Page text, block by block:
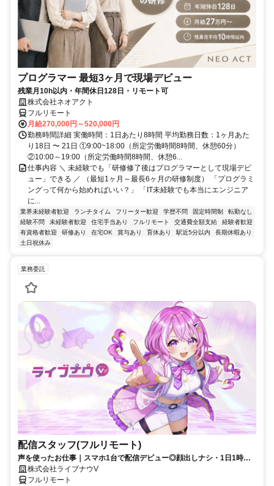
プログラマー 最短3ヶ月で現場デビュー
残業月10h以内・年間休日128日・リモート可
株式会社ネオアクト
フルリモート
月給270,000円～520,000円
勤務時間詳細 実働時間：1日あたり8時間 平均勤務日数：1ヶ月あた
り18日 〜 21日 ①9:00~18:00（所定労働時間8時間、休憩60分）
②10:00～19:00（所定労働時間8時間、休憩6...
仕事内容 ＼ 未経験でも「研修修了後はプログラマーとして現場デビ
ュー」できる ／ （最短1ヶ月～最長6ヶ月の研修制度） 「プログラミ
ングって何から始めればいい？」 「IT未経験でも本当にエンジニア
に...
業界未経験者歓迎 ランチタイム フリーター歓迎 学歴不問 固定時間制
転勤なし
経験不問
未経験者歓迎 住宅手当あり フルリモート 交通費全額支給
経験者歓迎
有資格者歓迎
研修あり 在宅OK 賞与あり 育休あり 駅近5分以内
長期休暇あり
土日祝休み
業務委託
配信スタッフ(フルリモート)
声を使ったお仕事｜スマホ1台で配信デビュー◎顔出しナシ・1日1時間
～OK♪
株式会社ライブナウV
フルリモート